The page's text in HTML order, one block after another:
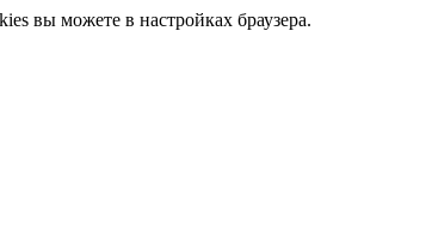
вы можете в настройках браузера.